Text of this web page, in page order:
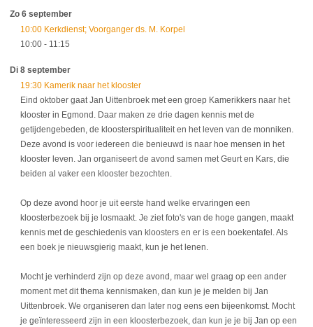
Zo 6 september
10:00 Kerkdienst; Voorganger ds. M. Korpel
10:00 - 11:15
Di 8 september
19:30 Kamerik naar het klooster
Eind oktober gaat Jan Uittenbroek met een groep Kamerikkers naar het
klooster in Egmond. Daar maken ze drie dagen kennis met de
getijdengebeden, de kloosterspiritualiteit en het leven van de monniken.
Deze avond is voor iedereen die benieuwd is naar hoe mensen in het
klooster leven. Jan organiseert de avond samen met Geurt en Kars, die
beiden al vaker een klooster bezochten.
Op deze avond hoor je uit eerste hand welke ervaringen een
kloosterbezoek bij je losmaakt. Je ziet foto's van de hoge gangen, maakt
kennis met de geschiedenis van kloosters en er is een boekentafel. Als
een boek je nieuwsgierig maakt, kun je het lenen.
Mocht je verhinderd zijn op deze avond, maar wel graag op een ander
moment met dit thema kennismaken, dan kun je je melden bij Jan
Uittenbroek. We organiseren dan later nog eens een bijeenkomst. Mocht
je geïnteresseerd zijn in een kloosterbezoek, dan kun je je bij Jan op een